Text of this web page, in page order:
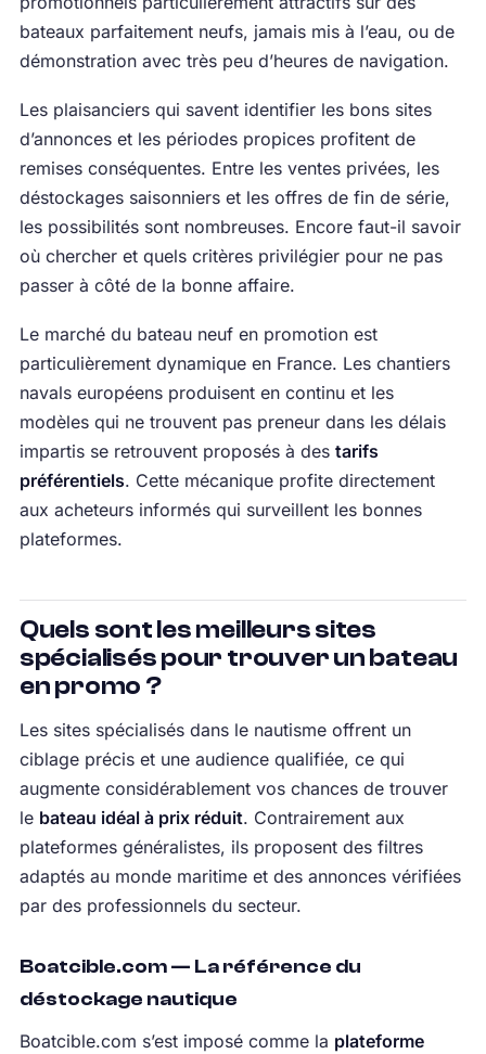
bateaux parfaitement neufs, jamais mis à l’eau, ou de
démonstration avec très peu d’heures de navigation.
Les plaisanciers qui savent identifier les bons sites
d’annonces et les périodes propices profitent de
remises conséquentes. Entre les ventes privées, les
déstockages saisonniers et les offres de fin de série,
les possibilités sont nombreuses. Encore faut-il savoir
où chercher et quels critères privilégier pour ne pas
passer à côté de la bonne affaire.
Le marché du bateau neuf en promotion est
particulièrement dynamique en France. Les chantiers
navals européens produisent en continu et les
modèles qui ne trouvent pas preneur dans les délais
impartis se retrouvent proposés à des tarifs
préférentiels. Cette mécanique profite directement
aux acheteurs informés qui surveillent les bonnes
plateformes.
Quels sont les meilleurs sites
spécialisés pour trouver un bateau
en promo ?
Les sites spécialisés dans le nautisme offrent un
ciblage précis et une audience qualifiée, ce qui
augmente considérablement vos chances de trouver
le bateau idéal à prix réduit. Contrairement aux
plateformes généralistes, ils proposent des filtres
adaptés au monde maritime et des annonces vérifiées
par des professionnels du secteur.
Boatcible.com — La référence du
déstockage nautique
Boatcible.com s’est imposé comme la plateforme